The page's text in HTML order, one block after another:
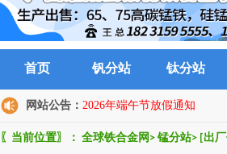
首页 钒分站 钛分站
网站公告： 2026年端午节放假通知
〖当前位置〗： 全球铁合金网 > 锰分站> [出